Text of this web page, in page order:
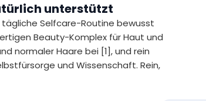
unterstützt
Selfcare-Routine bewusst
Beauty-Komplex für Haut und
normaler Haare bei [1], und rein
und Wissenschaft. Rein,